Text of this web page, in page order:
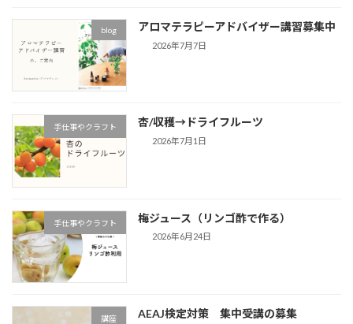
blog アロマテラピーアドバイザー講習募集中
2026年7月7日
手仕事やクラフト 杏/収穫→ドライフルーツ
2026年7月1日
手仕事やクラフト 梅ジュース（リンゴ酢で作る）
2026年6月24日
講座 AEAJ検定対策 集中受講の募集